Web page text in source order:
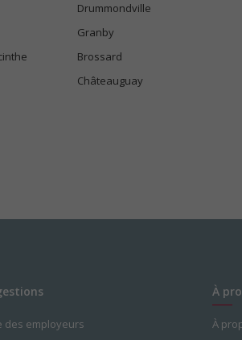
Drummondville
Granby
Brossard
Châteauguay
des employeurs
À
À